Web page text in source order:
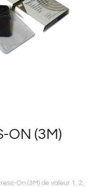
ON (3M)
On (3M) de valeur 1, 2,